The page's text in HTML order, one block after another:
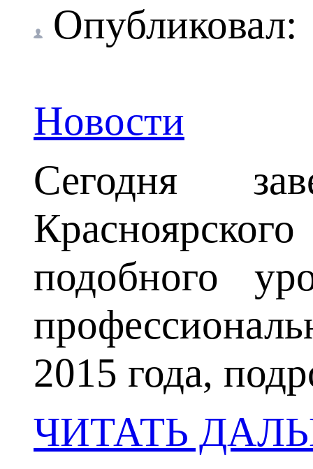
Новости
Сегодня
подобного
2015 года,
ЧИТАТЬ